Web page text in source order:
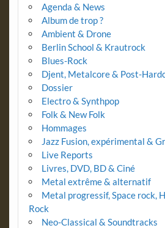
Agenda & News
Album de trop ?
Ambient & Drone
Berlin School & Krautrock
Blues-Rock
Djent, Metalcore & Post-
Dossier
Electro & Synthpop
Folk & New Folk
Hommages
Jazz Fusion, expérimental &
Live Reports
Livres, DVD, BD & Ciné
Metal extrême & alternatif
Metal progressif, Space rock,
Rock
Neo-Classical & Soundtracks